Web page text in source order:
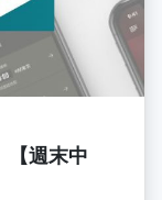
【週末中